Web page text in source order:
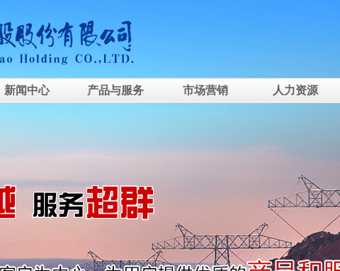
新闻中心 产品与服务 市场营销 人力资源